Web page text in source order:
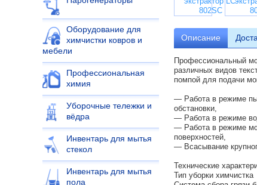
Оборудование для
химчистки ковров и
мебели
Профессиональная
химия
Уборочные тележки и
вёдра
Инвентарь для мытья
стекол
Инвентарь для мытья
пола
Описание
Профессиональный
различных видов
помпой для подачи
— Работа в режиме
обстановки,
— Работа в режиме
— Работа в режиме
поверхностей,
— Всасывание
Технические
Тип уборки химчистка